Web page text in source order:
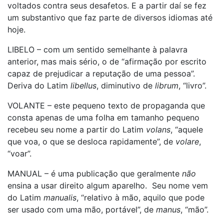
voltados contra seus desafetos. E a partir daí se fez
um substantivo que faz parte de diversos idiomas até
hoje.
LIBELO – com um sentido semelhante à palavra
anterior, mas mais sério, o de “afirmação por escrito
capaz de prejudicar a reputação de uma pessoa”.
Deriva do Latim libellus, diminutivo de librum, “livro”.
VOLANTE – este pequeno texto de propaganda que
consta apenas de uma folha em tamanho pequeno
recebeu seu nome a partir do Latim volans, “aquele
que voa, o que se desloca rapidamente”, de volare,
“voar”.
MANUAL – é uma publicação que geralmente não
ensina a usar direito algum aparelho. Seu nome vem
do Latim manualis, “relativo à mão, aquilo que pode
ser usado com uma mão, portável”, de manus, “mão”.